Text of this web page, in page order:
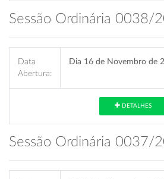
Sessão Ordinária 0038/
Data
Abertura:
Dia 16 de Novembro de
DETALHES
Sessão Ordinária 0037/